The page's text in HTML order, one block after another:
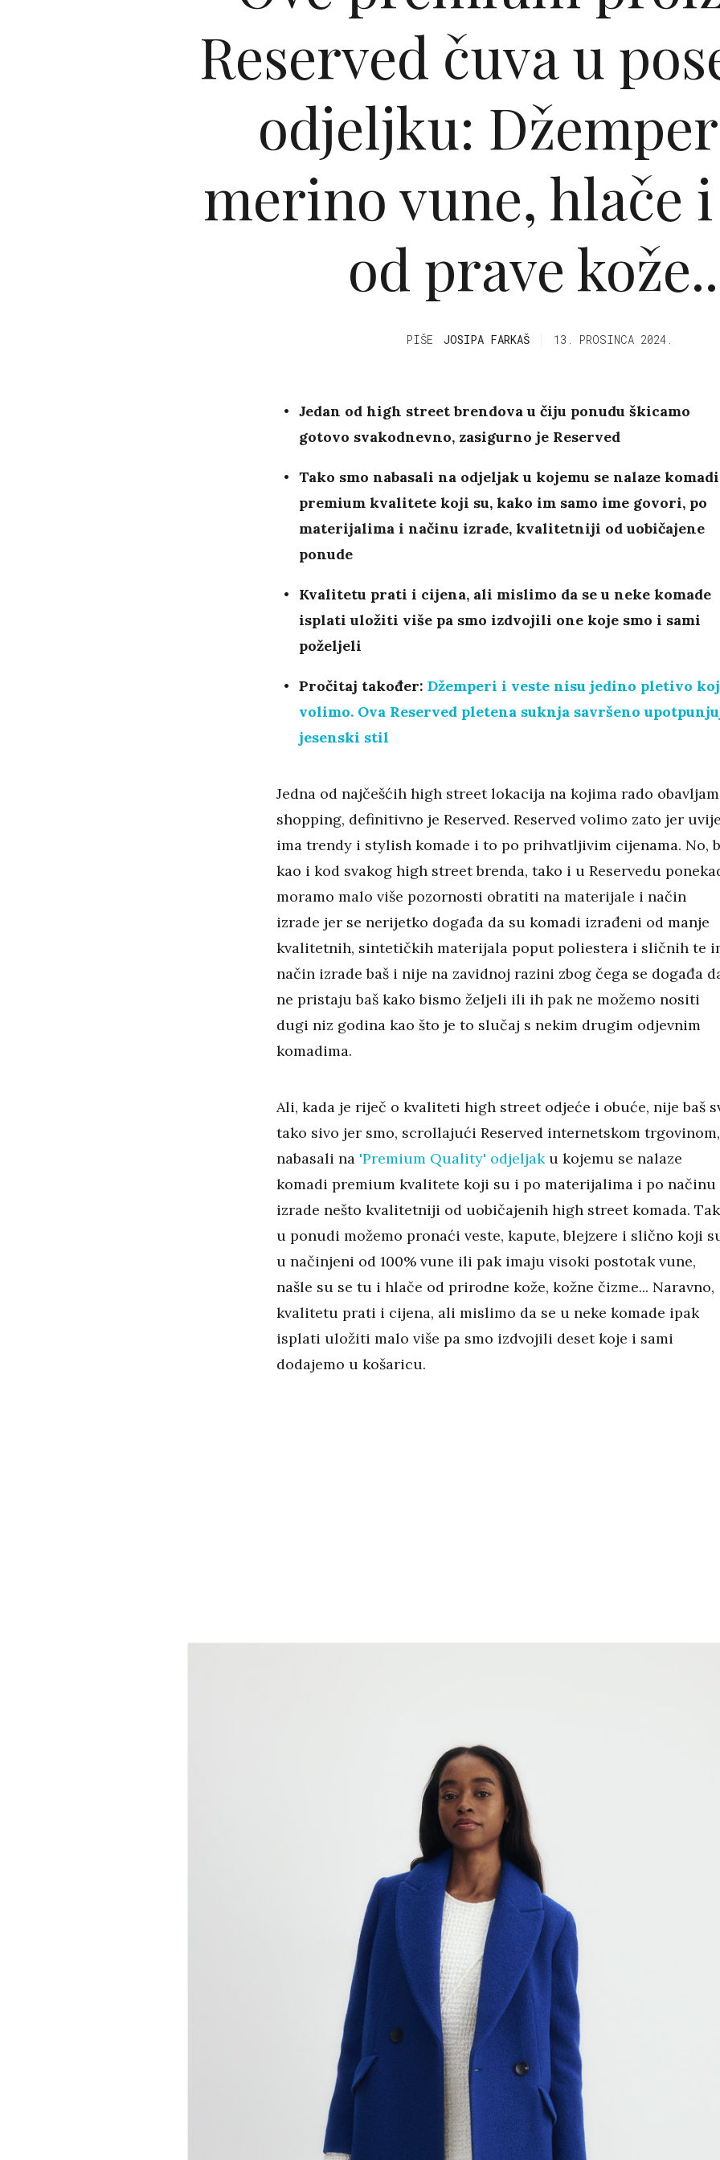
Reserved čuva u
odjeljku:
merino vune, hlače
od prave
PIŠE JOSIPA FARKAŠ 13. PROSINCA 2024.
Jedan od high street brendova u čiju ponudu škicamo
gotovo svakodnevno, zasigurno je Reserved
Tako smo nabasali na odjeljak u kojemu se nalaze komadi
premium kvalitete koji su, kako im samo ime govori, po
materijalima i načinu izrade, kvalitetniji od uobičajene
ponude
Kvalitetu prati i cijena, ali mislimo da se u neke komade
isplati uložiti više pa smo izdvojili one koje smo i sami
poželjeli
Pročitaj također: Džemperi i veste nisu jedino pletivo
volimo. Ova Reserved pletena suknja savršeno
jesenski stil
Jedna od najčešćih high street lokacija na kojima rado
shopping, definitivno je Reserved. Reserved volimo zato jer
ima trendy i stylish komade i to po prihvatljivim cijenama. No,
kao i kod svakog high street brenda, tako i u Reservedu
moramo malo više pozornosti obratiti na materijale i način
izrade jer se nerijetko događa da su komadi izrađeni od manje
kvalitetnih, sintetičkih materijala poput poliestera i sličnih te
način izrade baš i nije na zavidnoj razini zbog čega se događa
ne pristaju baš kako bismo željeli ili ih pak ne možemo nositi
dugi niz godina kao što je to slučaj s nekim drugim odjevnim
komadima.
Ali, kada je riječ o kvaliteti high street odjeće i obuće, nije baš
tako sivo jer smo, scrollajući Reserved internetskom trgovinom,
nabasali na 'Premium Quality' odjeljaku kojemu se nalaze
komadi premium kvalitete koji su i po materijalima i po načinu
izrade nešto kvalitetniji od uobičajenih high street komada.
u ponudi možemo pronaći veste, kapute, blejzere i slično koji
u načinjeni od 100% vune ili pak imaju visoki postotak vune,
našle su se tu i hlače od prirodne kože, kožne čizme... Naravno,
kvalitetu prati i cijena, ali mislimo da se u neke komade ipak
isplati uložiti malo više pa smo izdvojili deset koje i sami
dodajemo u košaricu.